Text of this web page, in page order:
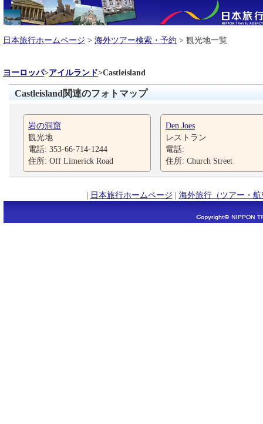
日本旅行ホームページ > 海外ツアー検索・予約 > 観光地一覧
ヨーロッパ>アイルランド>Castleisland
Castleisland関連のフォトマップ
岩の洞窟
観光地
電話: 353-66-714-1244
住所: Off Limerick Road
Den Joes
レストラン
電話:
住所: Church Street
| 日本旅行ホームページ | 海外旅行（ツアー・航